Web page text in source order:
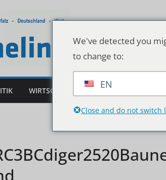
WIRTSCHAFT DEUTSCHLAND & WELT
We've detected you
to change to:
EN
Close and do not switch